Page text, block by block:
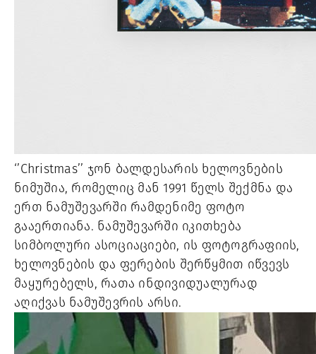
‘’Christmas’’ ჯონ ბალდესარის ხელოვნების
ნიმუშია, რომელიც მან 1991 წელს შექმნა და
ერთ ნამუშევარში რამდენიმე ფოტო
გააერთიანა. ნამუშევარში იკითხება
სიმბოლური ასოციაციები, ის ფოტოგრაფიის,
ხელოვნების და ფერების შერწყმით იწვევს
მაყურებელს, რათა ინდივიდუალურად
აღიქვას ნამუშევრის არსი.